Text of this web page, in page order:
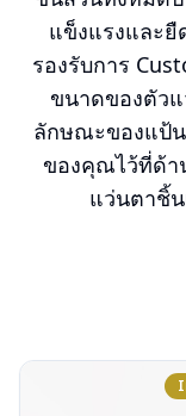
แข็งแรงและ
รองรับการ
ขนาดของตัว
ลักษณะของแป้
ของคุณไว้ที่ด้า
แว่นตาชิ้